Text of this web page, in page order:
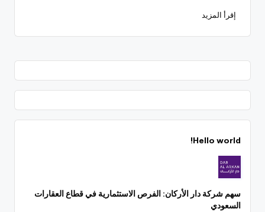
إقرأ المزيد
Hello world!
سهم شركة دار الأركان: الفرص الاستثمارية في قطاع العقارات
السعودي